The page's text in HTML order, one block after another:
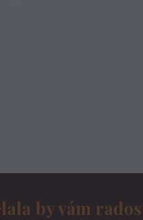
by vám